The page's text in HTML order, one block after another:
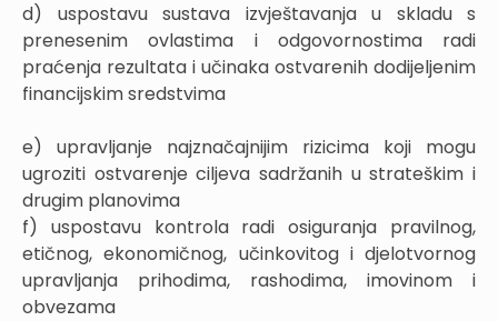
d) uspostavu sustava izvještavanja u skladu s
prenesenim ovlastima i odgovornostima radi
praćenja rezultata i učinaka ostvarenih dodijeljenim
financijskim sredstvima
e) upravljanje najznačajnijim rizicima koji mogu
ugroziti ostvarenje ciljeva sadržanih u strateškim i
drugim planovima
f) uspostavu kontrola radi osiguranja pravilnog,
etičnog, ekonomičnog, učinkovitog i djelotvornog
upravljanja prihodima, rashodima, imovinom i
obvezama